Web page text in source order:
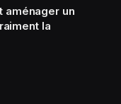
aménager un
la